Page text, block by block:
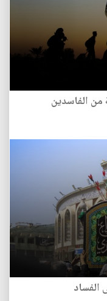
من الفاسدين
الفساد